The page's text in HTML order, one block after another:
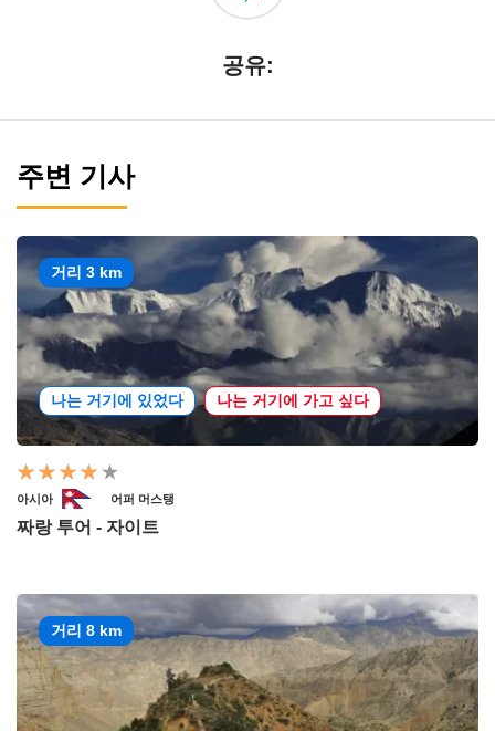
공유:
주변 기사
거리 3 km
나는 거기에 있었다 나는 거기에 가고 싶다
아시아 어퍼 머스탱
짜랑 투어 - 자이트
거리 8 km